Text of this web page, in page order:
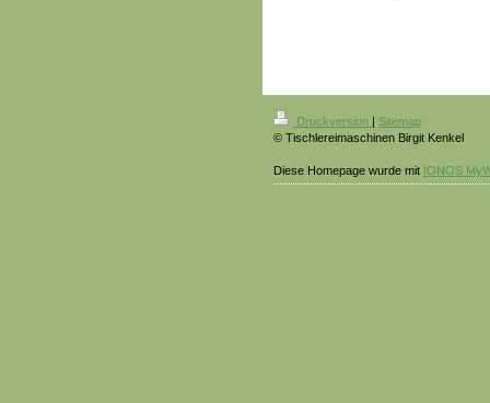
Druckversion | Sitemap
© Tischlereimaschinen Birgit Kenkel
Diese Homepage wurde mit IONOS